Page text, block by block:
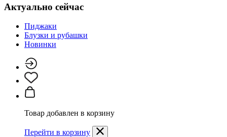
Актуально сейчас
Пиджаки
Блузки и рубашки
Новинки
Товар добавлен в корзину
Перейти в корзину